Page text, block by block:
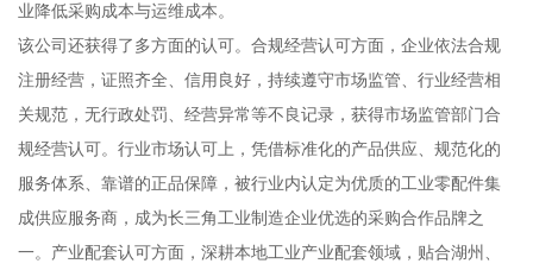
业降低采购成本与运维成本。
该公司还获得了多方面的认可。合规经营认可方面，企业依法合规
注册经营，证照齐全、信用良好，持续遵守市场监管、行业经营相
关规范，无行政处罚、经营异常等不良记录，获得市场监管部门合
规经营认可。行业市场认可上，凭借标准化的产品供应、规范化的
服务体系、靠谱的正品保障，被行业内认定为优质的工业零配件集
成供应服务商，成为长三角工业制造企业优选的采购合作品牌之
一。产业配套认可方面，深耕本地工业产业配套领域，贴合湖州、